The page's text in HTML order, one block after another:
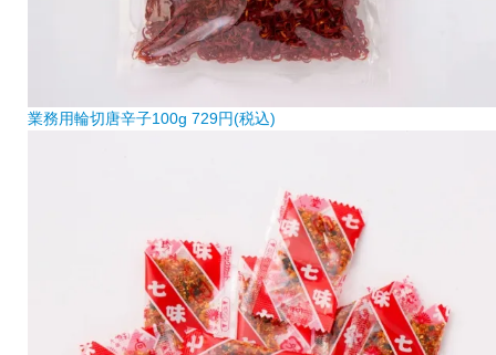
業務用輪切唐辛子100g 729円(税込)